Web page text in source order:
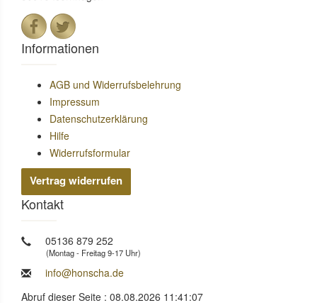
Informationen
AGB und Widerrufsbelehrung
Impressum
Datenschutzerklärung
Hilfe
Widerrufsformular
Vertrag widerrufen
Kontakt
05136 879 252
(Montag - Freitag 9-17 Uhr)
info@honscha.de
Abruf dieser Seite : 08.08.2026 11:41:07